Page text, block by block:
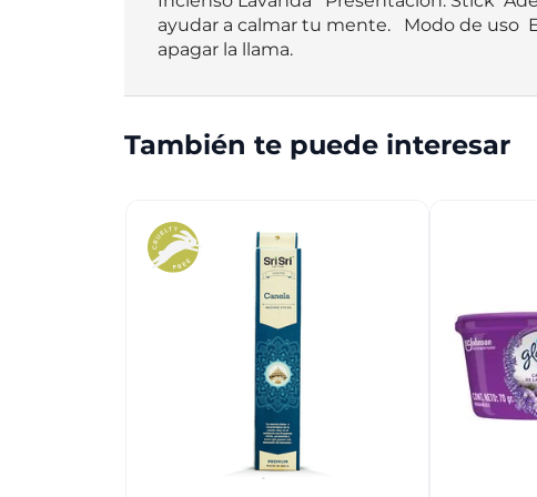
ayudar a calmar tu mente.   Modo de uso
apagar la llama.
También te puede interesar